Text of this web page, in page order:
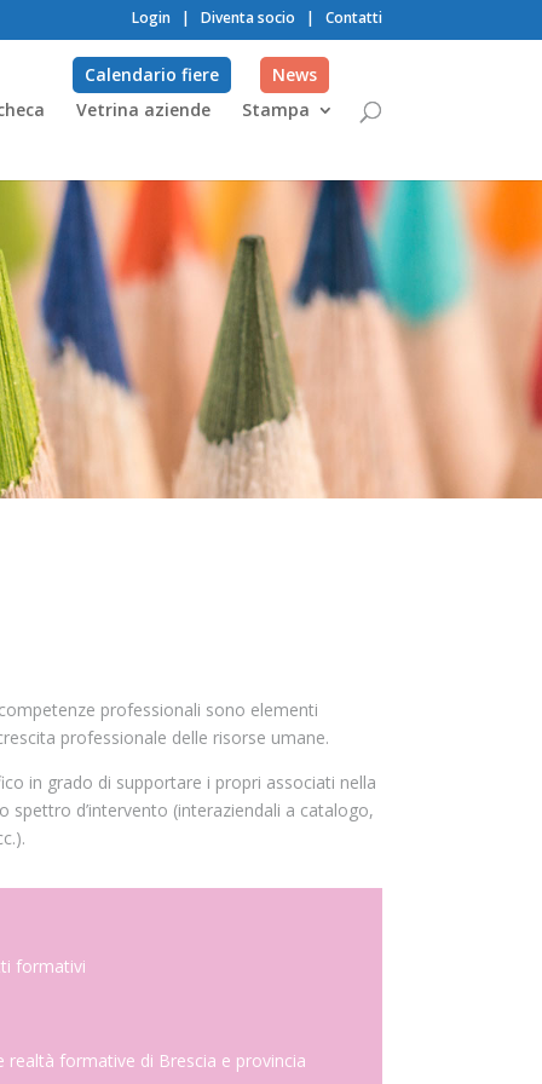
Login | Diventa socio | Contatti
Vetrina aziende Stampa
Calendario fiere News
professionali sono elementi
professionale delle risorse umane.
in grado di supportare i propri associati nella
d’intervento (interaziendali a catalogo,
formativi
realtà formative di Brescia e provincia